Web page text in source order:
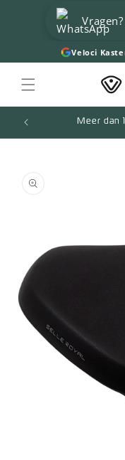
naar de
content
Veloci
Meer dan